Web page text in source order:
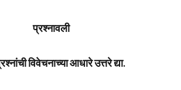
प्रश्नावली
विवेचनाच्या आधारे उत्तरे द्या.